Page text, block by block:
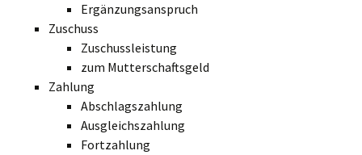
Ergänzungsanspruch
Zuschuss
Zuschussleistung
zum Mutterschaftsgeld
Zahlung
Abschlagszahlung
Ausgleichszahlung
Fortzahlung